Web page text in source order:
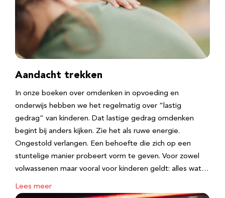
Aandacht trekken
In onze boeken over omdenken in opvoeding en
onderwijs hebben we het regelmatig over “lastig
gedrag” van kinderen. Dat lastige gedrag omdenken
begint bij anders kijken. Zie het als ruwe energie.
Ongestold verlangen. Een behoefte die zich op een
stuntelige manier probeert vorm te geven. Voor zowel
volwassenen maar vooral voor kinderen geldt: alles wat…
Lees meer